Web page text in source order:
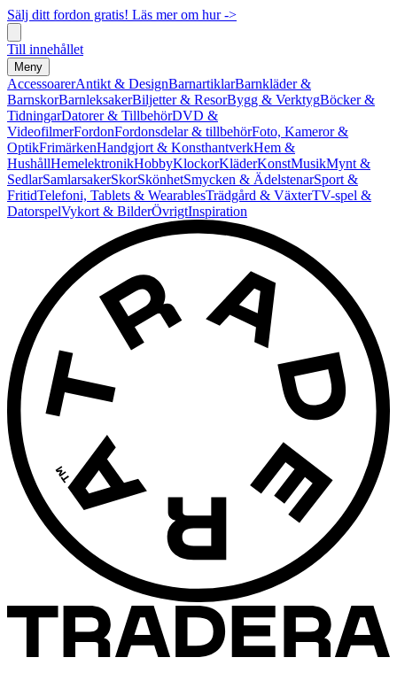
Sälj ditt fordon gratis! Läs mer om hur ->
Till innehållet
Meny
AccessoarerAntikt & DesignBarnartiklarBarnkläder &
BarnskorBarnleksakerBiljetter & ResorBygg & VerktygBöcker &
TidningarDatorer & TillbehörDVD &
VideofilmerFordonFordonsdelar & tillbehörFoto, Kameror &
OptikFrimärkenHandgjort & KonsthantverkHem &
HushållHemelektronikHobbyKlockorKläderKonstMusikMynt &
SedlarSamlarsakerSkorSkönhetSmycken & ÄdelstenarSport &
FritidTelefoni, Tablets & WearablesTrädgård & VäxterTV-spel &
DatorspelVykort & BilderÖvrigtInspiration